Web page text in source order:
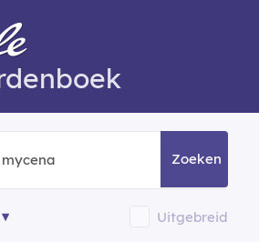
Zoeken
Uitgebreid